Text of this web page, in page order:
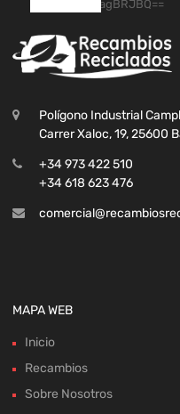
Polígono Industrial
Carrer Xaloc, 19, 25600
+34 973 422 510
+34 618 623 476
MAPA WEB
Inicio
Recambios
Sobre Nosotros